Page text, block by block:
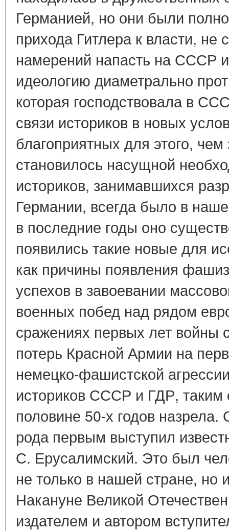
Германией, но они были
прихода Гитлера к власти, не
намерений напасть на СССР
идеологию диаметрально
которая господствовала в
связи историков в новых
благоприятных для этого, чем
становилось насущной
историков, занимавшихся
Германии, всегда было в
в последние годы оно
появились такие новые для
как причины появления
успехов в завоевании
военных побед над рядом
сражениях первых лет
потерь Красной Армии на
немецко-фашистской
историков СССР и ГДР, таким
половине 50-х годов назрела.
рода первым выступил
С. Ерусалимский. Это был
не только в нашей стране, но
Накануне Великой
издателем и автором